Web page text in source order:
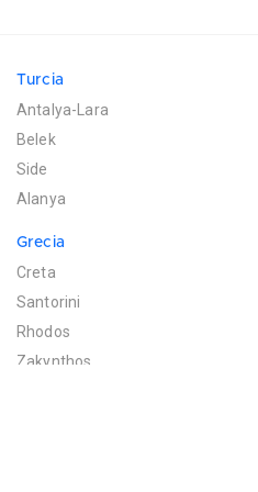
Turcia
Antalya-Lara
Belek
Side
Alanya
Grecia
Creta
Santorini
Rhodos
Zakynthos